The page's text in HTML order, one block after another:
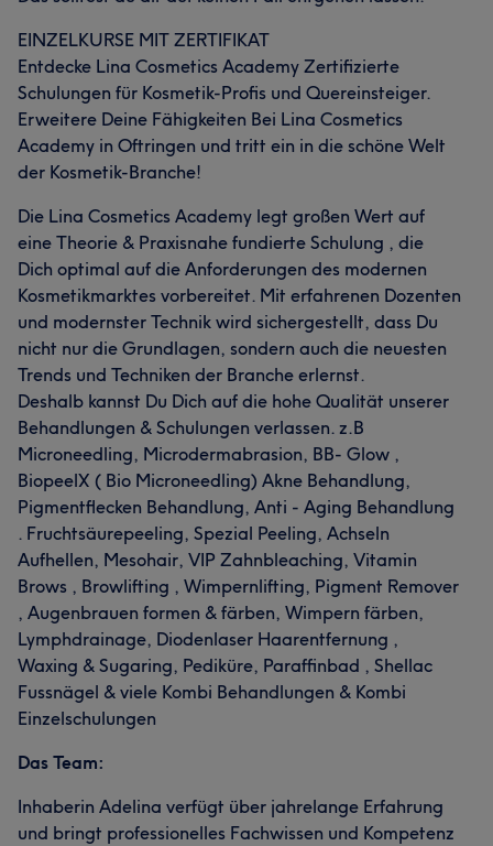
EINZELKURSE MIT ZERTIFIKAT
Entdecke Lina Cosmetics Academy Zertifizierte
Schulungen für Kosmetik-Profis und Quereinsteiger.
Erweitere Deine Fähigkeiten Bei Lina Cosmetics
Academy in Oftringen und tritt ein in die schöne Welt
der Kosmetik-Branche!
Die Lina Cosmetics Academy legt großen Wert auf
eine Theorie & Praxisnahe fundierte Schulung , die
Dich optimal auf die Anforderungen des modernen
Kosmetikmarktes vorbereitet. Mit erfahrenen Dozenten
und modernster Technik wird sichergestellt, dass Du
nicht nur die Grundlagen, sondern auch die neuesten
Trends und Techniken der Branche erlernst.
Deshalb kannst Du Dich auf die hohe Qualität unserer
Behandlungen & Schulungen verlassen. z.B
Microneedling, Microdermabrasion, BB- Glow ,
BiopeelX ( Bio Microneedling) Akne Behandlung,
Pigmentflecken Behandlung, Anti - Aging Behandlung
. Fruchtsäurepeeling, Spezial Peeling, Achseln
Aufhellen, Mesohair, VIP Zahnbleaching, Vitamin
Brows , Browlifting , Wimpernlifting, Pigment Remover
, Augenbrauen formen & färben, Wimpern färben,
Lymphdrainage, Diodenlaser Haarentfernung ,
Waxing & Sugaring, Pediküre, Paraffinbad , Shellac
Fussnägel & viele Kombi Behandlungen & Kombi
Einzelschulungen
Das Team:
Inhaberin Adelina verfügt über jahrelange Erfahrung
und bringt professionelles Fachwissen und Kompetenz